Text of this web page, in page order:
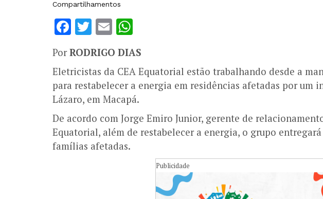
Compartilhamentos
Facebook
Twitter
Email
PorRODRIGO DIAS
Eletricistas da CEA Equatorial estão trabalhando desde a
para restabelecer a energia em residências afetadas por um
Lázaro, em Macapá.
De acordo com Jorge Emiro Junior, gerente de
Equatorial, além de restabelecer a energia, o grupo
famílias afetadas.
Publicidade